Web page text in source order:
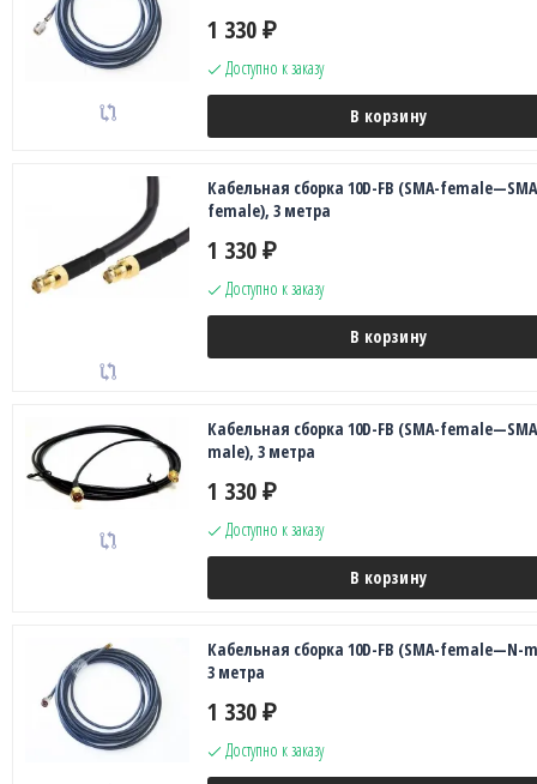
1 330 ₽
Доступно к заказу
В корзину
Кабельная сборка 10D-FB (SMA-
female), 3 метра
1 330 ₽
Доступно к заказу
В корзину
Кабельная сборка 10D-FB (SMA-
male), 3 метра
1 330 ₽
Доступно к заказу
В корзину
Кабельная сборка 10D-FB (SMA-female—N-
3 метра
1 330 ₽
Доступно к заказу